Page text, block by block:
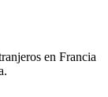
en Francia